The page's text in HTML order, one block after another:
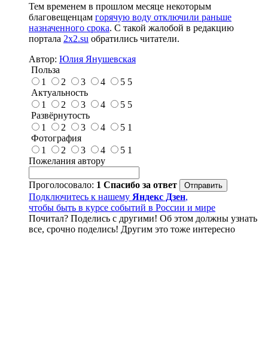
Тем временем в прошлом месяце некоторым
благовещенцам горячую воду отключили раньше
назначенного срока. С такой жалобой в редакцию
портала 2x2.su обратились читатели.
Автор: Юлия Янушевская
Польза
1
2 3 4 5 5
Актуальность
1
2 3 4 5 5
Развёрнутость
1
2 3 4 5 1
Фотография
1
2 3 4 5 1
Пожелания автору
Проголосовало: 1 Спасибо за ответ
Подключитесь к нашему Яндекс Дзен,
чтобы быть в курсе событий в России и мире
Почитал? Поделись с другими! Об этом должны узнать
все, срочно поделись! Другим это тоже интересно